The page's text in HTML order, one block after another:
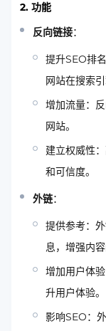
2. 功能
反向链接：
提升SEO排
网站在搜索引
增加流量：
网站。
建立权威性
和可信度。
外链：
提供参考：
息，增强内容
增加用户体
升用户体验。
影响SEO：